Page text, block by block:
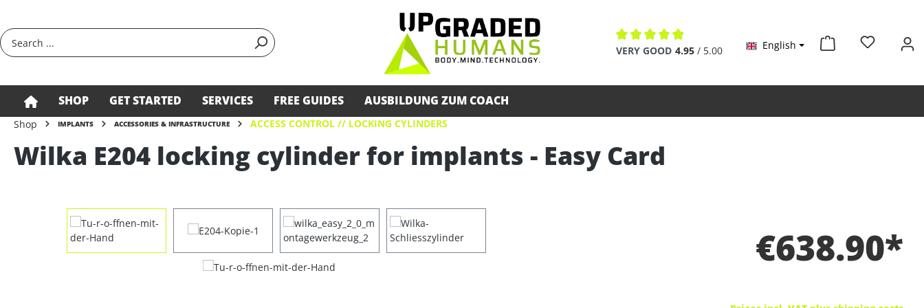
Average rating of 4.9 out of 5 stars
VERY GOOD 4.95 / 5.00 English
SHOP GET STARTED SERVICES FREE GUIDES AUSBILDUNG ZUM COACH
Shop IMPLANTS ACCESSORIES & INFRASTRUCTURE ACCESS CONTROL // LOCKING CYLINDERS
Wilka E204 locking cylinder for implants - Easy Card
Skip image gallery
€638.90*